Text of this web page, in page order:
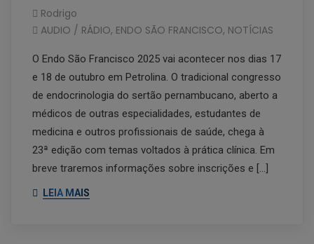
Rodrigo
AUDIO / RÁDIO, ENDO SÃO FRANCISCO, NOTÍCIAS
O Endo São Francisco 2025 vai acontecer nos dias 17
e 18 de outubro em Petrolina. O tradicional congresso
de endocrinologia do sertão pernambucano, aberto a
médicos de outras especialidades, estudantes de
medicina e outros profissionais de saúde, chega à
23ª edição com temas voltados à prática clínica. Em
breve traremos informações sobre inscrições e […]
LEIA MAIS